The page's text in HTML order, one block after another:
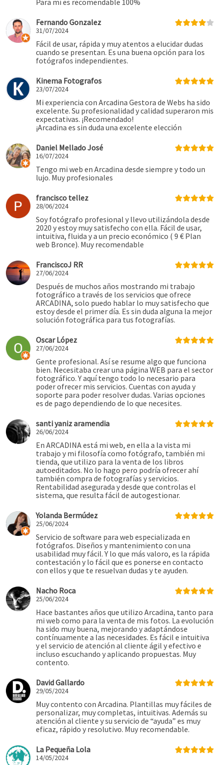
Para mí es recomendable 100%
Fernando Gonzalez
31/07/2024
Fácil de usar, rápida y muy atentos a elucidar dudas
cuando se presentan. Es una buena opción para los
fotógrafos independientes.
Kinema Fotografos
23/07/2024
Mi experiencia con Arcadina Gestora de Webs ha sido
excelente. Su profesionalidad y calidad superaron mis
expectativas. ¡Recomendado!
¡Arcadina es sin duda una excelente elección
Daniel Mellado José
16/07/2024
Tengo mi web en Arcadina desde siempre y todo un
lujo. Muy profesionales
francisco tellez
28/06/2024
Soy fotógrafo profesional y llevo utilizándola desde
2020 y estoy muy satisfecho con ella. Fácil de usar,
intuitiva, fluida y a un precio económico ( 9 € Plan
web Bronce). Muy recomendable
FranciscoJ RR
27/06/2024
Después de muchos años mostrando mi trabajo
fotográfico a través de los servicios que ofrece
ARCADINA, solo puedo hablar lo muy satisfecho que
estoy desde el primer día. Es sin duda alguna la mejor
solución fotográfica para tus fotografías.
Oscar López
27/06/2024
Gente profesional. Así se resume algo que funciona
bien. Necesitaba crear una página WEB para el sector
fotográfico. Y aquí tengo todo lo necesario para
poder ofrecer mis servicios. Cuentas con ayuda y
soporte para poder resolver dudas. Varias opciones
es de pago dependiendo de lo que necesites.
santi yaniz aramendia
26/06/2024
En ARCADINA está mi web, en ella a la vista mi
trabajo y mi filosofía como fotógrafo, también mi
tienda, que utilizo para la venta de los libros
autoeditados. No lo hago pero podría ofrecer ahí
también compra de fotografías y servicios.
Rentabilidad asegurada y desde que controlas el
sistema, que resulta fácil de autogestionar.
Yolanda Bermúdez
25/06/2024
Servicio de software para web especializada en
fotógrafos. Diseños y mantenimiento con una
usabilidad muy fácil. Y lo que más valoro, es la rápida
contestación y lo fácil que es ponerse en contacto
con ellos y que te resuelvan dudas y te ayuden.
Nacho Roca
25/06/2024
Hace bastantes años que utilizo Arcadina, tanto para
mi web como para la venta de mis fotos. La evolución
ha sido muy buena, mejorando y adaptándose
contínuamente a las necesidades. Es fácil e intuitiva
y el servicio de atención al cliente ágil y efectivo e
incluso escuchando y aplicando propuestas. Muy
contento.
David Gallardo
29/05/2024
Muy contento con Arcadina. Plantillas muy fáciles de
personalizar, muy completas, intuitivas. Además su
atención al cliente y su servicio de “ayuda” es muy
eficaz, rápido y resolutivo. Muy recomendable.
La Pequeña Lola
14/05/2024